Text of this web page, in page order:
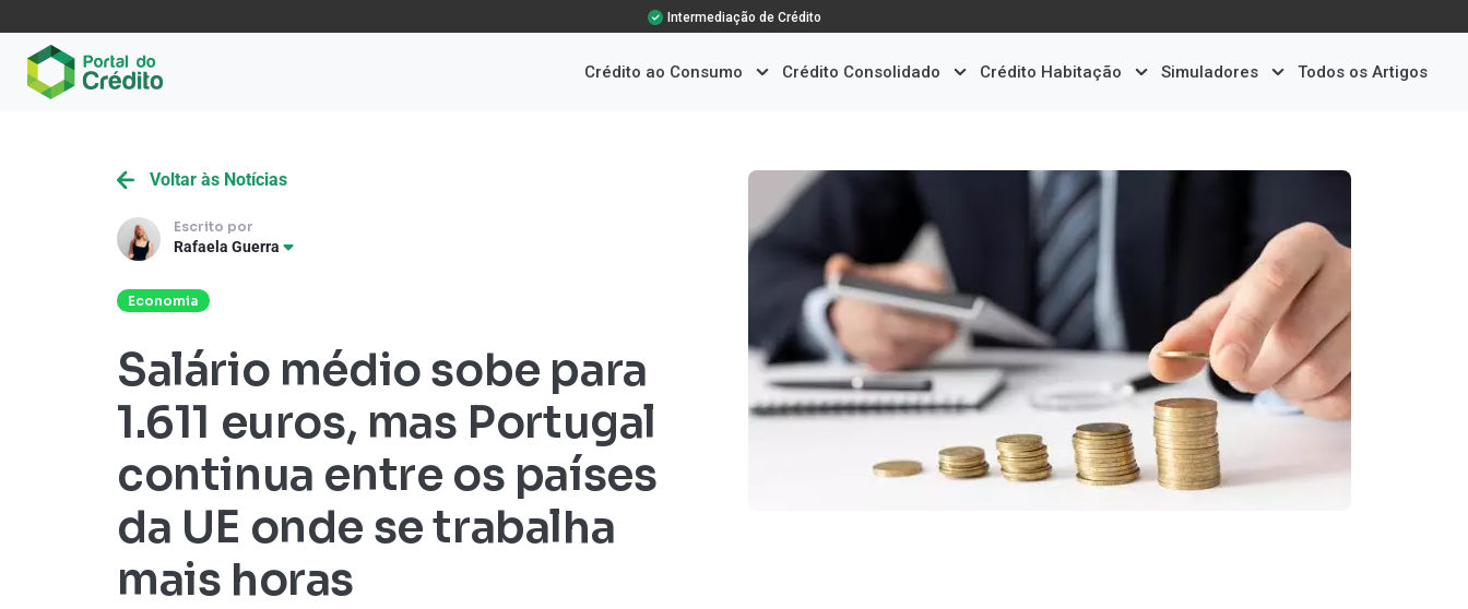
Intermediação de Crédito
Crédito ao Consumo Crédito Consolidado Crédito Habitação Simuladores Todos os Artigos
Voltar às Notícias
Escrito por
Rafaela Guerra
Economia
Salário médio sobe para
1.611 euros, mas Portugal
continua entre os países
da UE onde se trabalha
mais horas